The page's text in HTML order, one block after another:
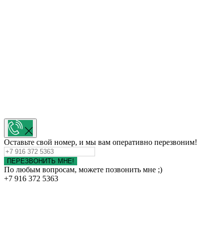
Оставьте свой номер, и мы вам оперативно перезвоним!
ПЕРЕЗВОНИТЬ МНЕ!
По любым вопросам, можете позвонить мне ;)
+7 916 372 5363